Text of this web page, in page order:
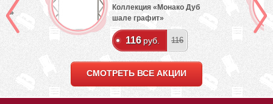
Коллекция «Монако Дуб
шале графит»
116 руб. 116
СМОТРЕТЬ ВСЕ АКЦИИ